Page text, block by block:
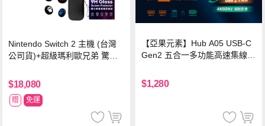
Nintendo Switch 2 主機 (台灣
公司貨)+超級瑪利歐兄弟 驚奇
球 狂熱 中文版
$18,080
贈 免運
【亞果元素】Hub A05 USB-C
Gen2 五合一多功能高速集線
$1,280